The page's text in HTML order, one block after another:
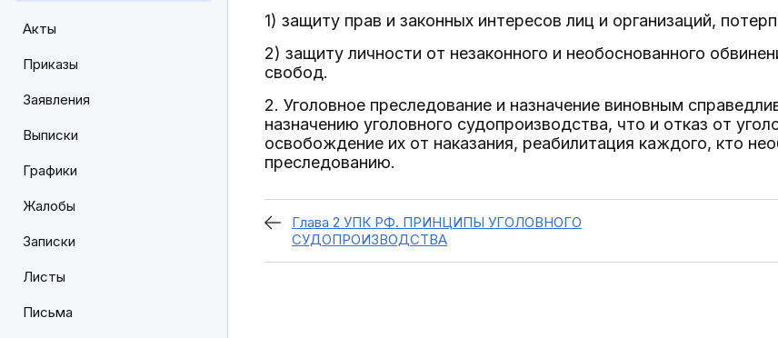
Акты
Приказы
Заявления
Выписки
Графики
Жалобы
Записки
Листы
Письма
1) защиту прав и законных интересов лиц и организаций,
2) защиту личности от незаконного и необоснованного
свобод.
2. Уголовное преследование и назначение виновным
назначению уголовного судопроизводства, что и отказ от
освобождение их от наказания, реабилитация каждого, кто
преследованию.
Глава 2 УПК РФ. ПРИНЦИПЫ УГОЛОВНОГО
СУДОПРОИЗВОДСТВА